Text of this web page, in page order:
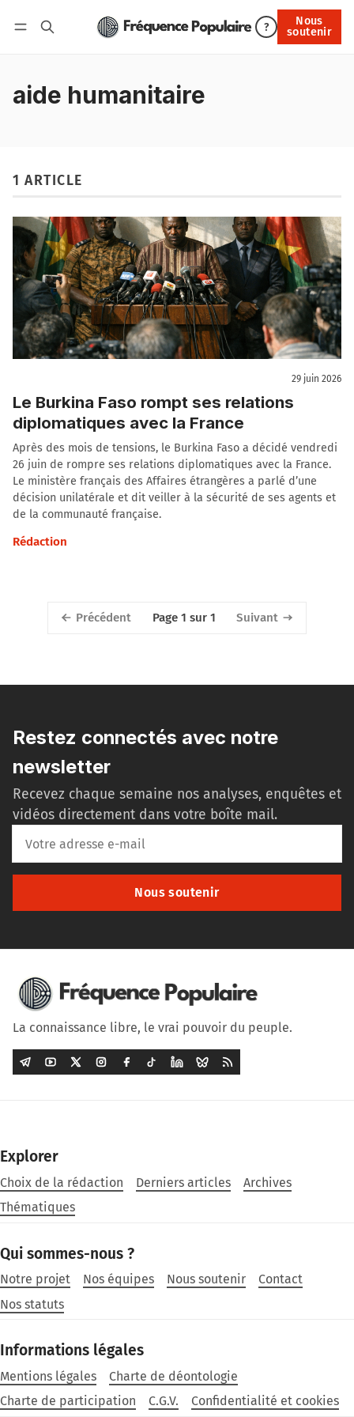
?
Nous
soutenir
Nous soutenir
aide humanitaire
1 ARTICLE
29 juin 2026
Le Burkina Faso rompt ses relations
diplomatiques avec la France
Après des mois de tensions, le Burkina Faso a décidé vendredi
26 juin de rompre ses relations diplomatiques avec la France.
Le ministère français des Affaires étrangères a parlé d’une
décision unilatérale et dit veiller à la sécurité de ses agents et
de la communauté française.
Rédaction
Précédent Page 1 sur 1 Suivant
Restez connectés avec notre
newsletter
Recevez chaque semaine nos analyses, enquêtes et
vidéos directement dans votre boîte mail.
Nous soutenir
La connaissance libre, le vrai pouvoir du peuple.
Explorer
Choix de la rédaction Derniers articles
Archives
Thématiques
Qui sommes-nous ?
Notre projet Nos équipes Nous soutenir
Contact
Nos statuts
Informations légales
Mentions légales
Charte de déontologie
Charte de participation
C.G.V. Confidentialité et cookies